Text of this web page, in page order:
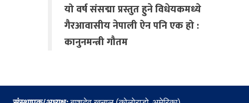
यो वर्ष संसद्मा प्रस्तुत हुने विधेयकमध्ये
गैरआवासीय नेपाली ऐन पनि एक हो :
कानुनमन्त्री गौतम